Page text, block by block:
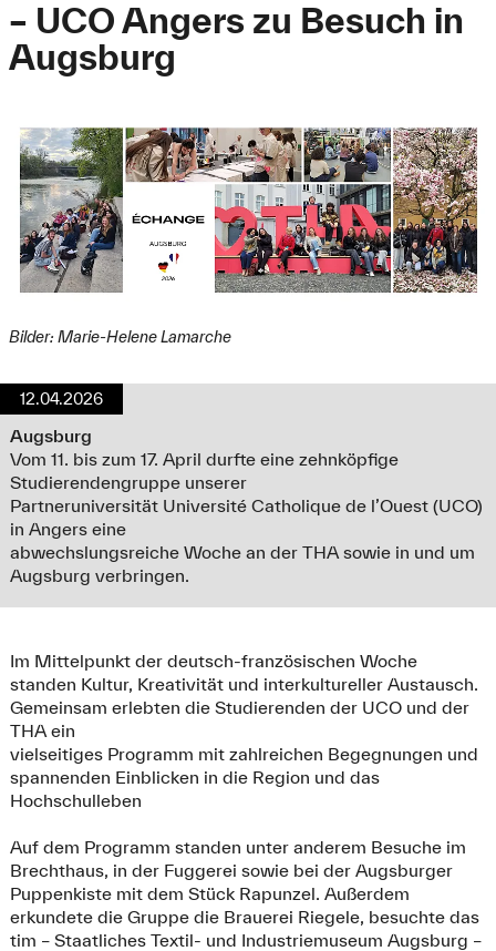
– UCO Angers zu Besuch in
Augsburg
Bilder: Marie-Helene Lamarche
12.04.2026
Augsburg
Vom 11. bis zum 17. April durfte eine zehnköpfige
Studierendengruppe unserer
Partneruniversität Université Catholique de l’Ouest (UCO)
in Angers eine
abwechslungsreiche Woche an der THA sowie in und um
Augsburg verbringen.
Im Mittelpunkt der deutsch-französischen Woche
standen Kultur, Kreativität und interkultureller Austausch.
Gemeinsam erlebten die Studierenden der UCO und der
THA ein
vielseitiges Programm mit zahlreichen Begegnungen und
spannenden Einblicken in die Region und das
Hochschulleben
Auf dem Programm standen unter anderem Besuche im
Brechthaus, in der Fuggerei sowie bei der Augsburger
Puppenkiste mit dem Stück Rapunzel. Außerdem
erkundete die Gruppe die Brauerei Riegele, besuchte das
tim – Staatliches Textil- und Industriemuseum Augsburg –